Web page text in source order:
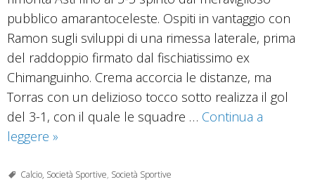
pubblico amarantoceleste. Ospiti in vantaggio con
Ramon sugli sviluppi di una rimessa laterale, prima
del raddoppio firmato dal fischiatissimo ex
Chimanguinho. Crema accorcia le distanze, ma
Torras con un delizioso tocco sotto realizza il gol
del 3-1, con il quale le squadre … Continua a
leggere Real
–
»
Calcio, Società Sportive, Società Sportive